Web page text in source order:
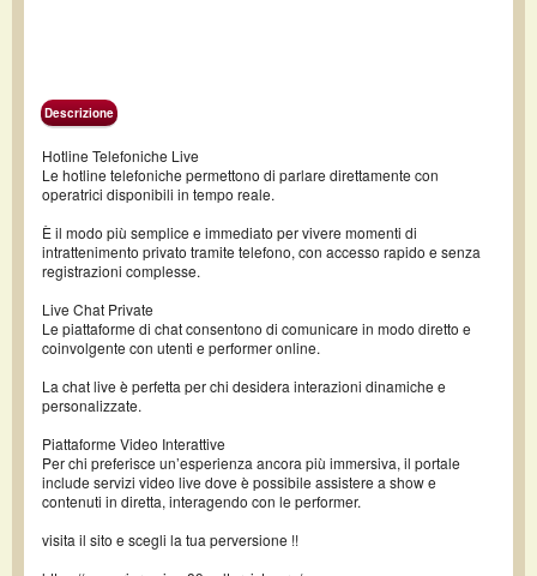
Descrizione
Hotline Telefoniche Live
Le hotline telefoniche permettono di parlare direttamente con
operatrici disponibili in tempo reale.
È il modo più semplice e immediato per vivere momenti di
intrattenimento privato tramite telefono, con accesso rapido e senza
registrazioni complesse.
Live Chat Private
Le piattaforme di chat consentono di comunicare in modo diretto e
coinvolgente con utenti e performer online.
La chat live è perfetta per chi desidera interazioni dinamiche e
personalizzate.
Piattaforme Video Interattive
Per chi preferisce un’esperienza ancora più immersiva, il portale
include servizi video live dove è possibile assistere a show e
contenuti in diretta, interagendo con le performer.
visita il sito e scegli la tua perversione !!